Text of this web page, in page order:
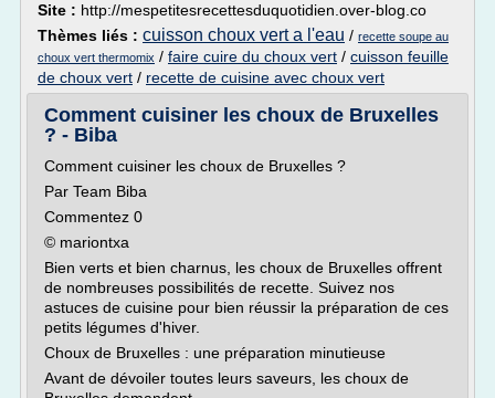
Site : http://mespetitesrecettesduquotidien.over-blog.co
Thèmes liés : cuisson choux vert a l'eau / recette soupe au
choux vert thermomix / faire cuire du choux vert / cuisson feuille
de choux vert / recette de cuisine avec choux vert
Comment cuisiner les choux de Bruxelles
? - Biba
Comment cuisiner les choux de Bruxelles ?
Par Team Biba
Commentez 0
© mariontxa
Bien verts et bien charnus, les choux de Bruxelles offrent
de nombreuses possibilités de recette. Suivez nos
astuces de cuisine pour bien réussir la préparation de ces
petits légumes d'hiver.
Choux de Bruxelles : une préparation minutieuse
Avant de dévoiler toutes leurs saveurs, les choux de